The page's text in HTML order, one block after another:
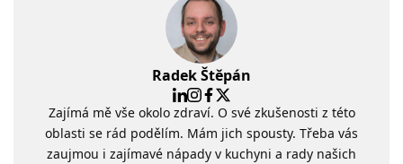
Radek Štěpán
Zajímá mě vše okolo zdraví. O své zkušenosti z této
oblasti se rád podělím. Mám jich spousty. Třeba vás
zaujmou i zajímavé nápady v kuchyni a rady našich